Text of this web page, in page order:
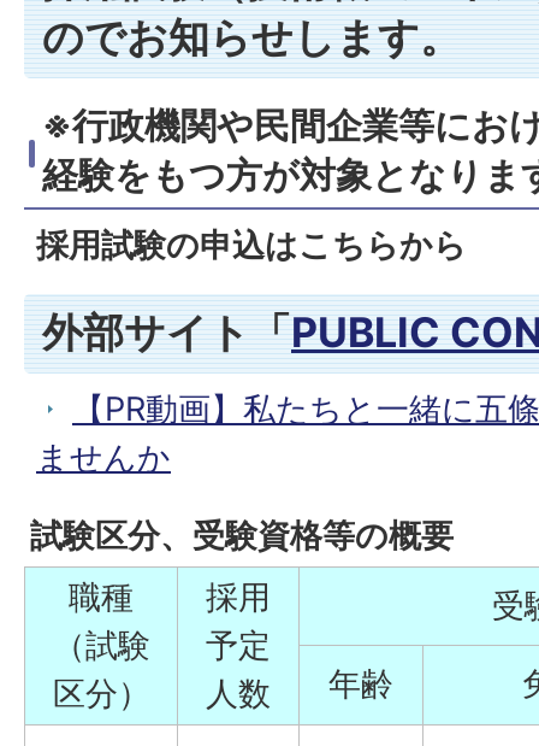
のでお知らせします。
※行政機関や民間企業等にお
経験をもつ方が対象となりま
採用試験の申込はこちらから
外部サイト「PUBLIC
【PR動画】私たちと一緒に五
ませんか
試験区分、受験資格等の概要
職種
（試験
区分）
採用
予定
人数
受
年齢